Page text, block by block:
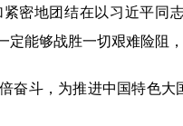
密地团结在以习近平同
定能够战胜一切艰难险阻
斗，为推进中国特色大